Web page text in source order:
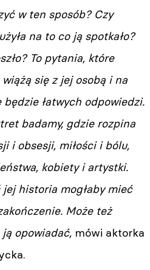
w ten sposób? Czy
na to co ją spotkało?
To pytania, które
się z jej osobą i na
łatwych odpowiedzi.
badamy, gdzie rozpina
i obsesji, miłości i bólu,
kobiety i artystki.
jej historia mogłaby mieć
Może też
opowiadać, mówi aktorka